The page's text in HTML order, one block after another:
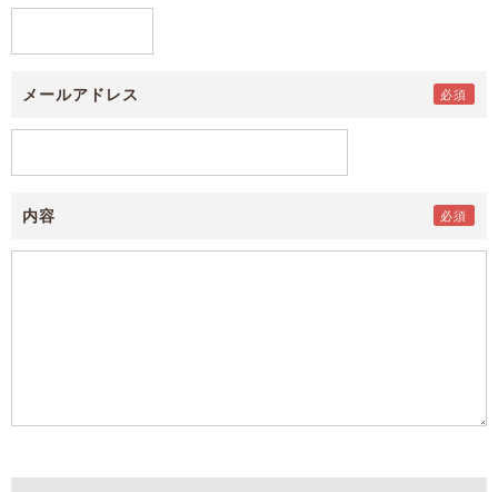
メールアドレス
内容